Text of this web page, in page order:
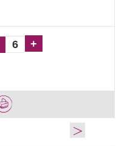
+
>